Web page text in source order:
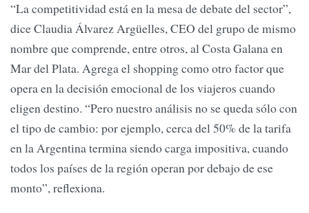
“La competitividad está en la mesa de debate del sector”,
dice Claudia Álvarez Argüelles, CEO del grupo de mismo
nombre que comprende, entre otros, al Costa Galana en
Mar del Plata. Agrega el shopping como otro factor que
opera en la decisión emocional de los viajeros cuando
eligen destino. “Pero nuestro análisis no se queda sólo con
el tipo de cambio: por ejemplo, cerca del 50% de la tarifa
en la Argentina termina siendo carga impositiva, cuando
todos los países de la región operan por debajo de ese
monto”, reflexiona.